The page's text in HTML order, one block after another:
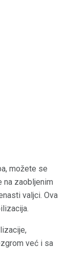
možete se
na zaobljenim
valjci. Ova
već i sa